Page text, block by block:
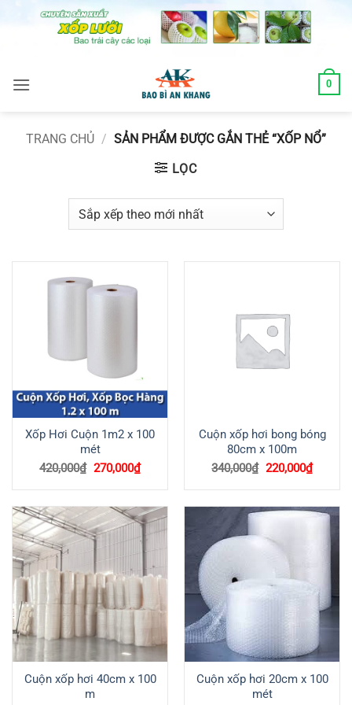
0
TRANG CHỦ / SẢN PHẨM ĐƯỢC GẮN THẺ “XỐP NỔ”
LỌC
Xốp Hơi Cuộn 1m2 x 100
mét
420,000₫ Giá
là:
420,000₫.
270,000₫Giá
hiện
tại
là:
270,000₫.
Cuộn xốp hơi bong bóng
80cm x 100m
340,000₫ Giá
là:
340,000₫.
220,000₫Giá
hiện
tại
là:
Cuộn xốp hơi 40cm x 100
m
Cuộn xốp hơi 20cm x 100
mét